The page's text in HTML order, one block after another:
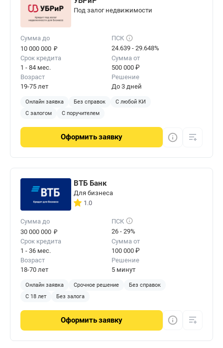
Под залог недвижимости
Сумма до
10 000 000 ₽
ПСК
24.639 - 29.648%
Срок кредита
1 - 84 мес.
Сумма от
500 000 ₽
Возраст
19-75 лет
Решение
До 3 дней
Онлайн заявка Без справок
С любой КИ
С залогом
С поручителем
Оформитьзаявку
ВТБ Банк
Для бизнеса
1.0
Сумма до
30 000 000 ₽
ПСК
26 - 29%
Срок кредита
1 - 36 мес.
Сумма от
100 000 ₽
Возраст
18-70 лет
Решение
5 минут
Онлайн заявка Срочное решение
Без справок
С 18 лет
Без залога
Оформитьзаявку